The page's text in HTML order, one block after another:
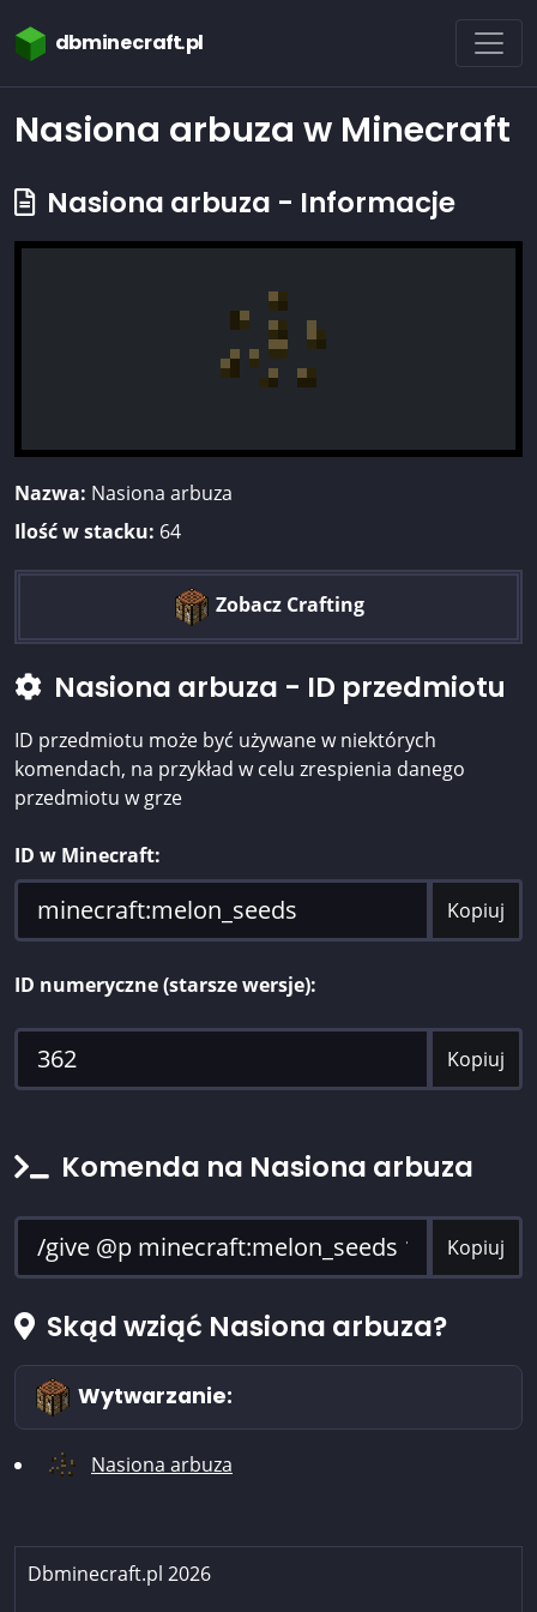
dbminecraft.pl
Nasiona arbuza w Minecraft
Nasiona arbuza - Informacje
Nazwa: Nasiona arbuza
Ilość w stacku: 64
Zobacz Crafting
Nasiona arbuza - ID przedmiotu
ID przedmiotu może być używane w niektórych
komendach, na przykład w celu zrespienia danego
przedmiotu w grze
ID w Minecraft:
Kopiuj
ID numeryczne (starsze wersje):
Kopiuj
Komenda na Nasiona arbuza
Kopiuj
Skąd wziąć Nasiona arbuza?
Wytwarzanie:
Nasiona arbuza
Dbminecraft.pl 2026